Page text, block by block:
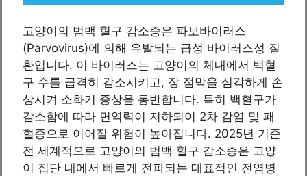
고양이의 범백 혈구 감소증은 파보바이러스
(Parvovirus)에 의해 유발되는 급성 바이러스성 질
환입니다. 이 바이러스는 고양이의 체내에서 백혈
구 수를 급격히 감소시키고, 장 점막을 심각하게 손
상시켜 소화기 증상을 동반합니다. 특히 백혈구가
감소함에 따라 면역력이 저하되어 2차 감염 및 패
혈증으로 이어질 위험이 높아집니다. 2025년 기준
전 세계적으로 고양이의 범백 혈구 감소증은 고양
이 집단 내에서 빠르게 전파되는 대표적인 전염병